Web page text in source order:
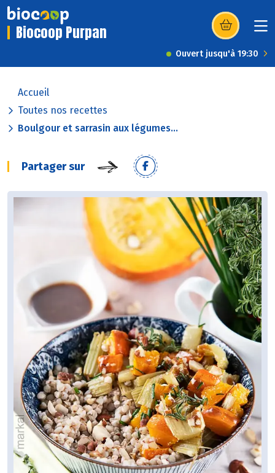
Biocoop Purpan (s’ouvre dans
Ouvert jusqu'à 19:30
Accueil
Toutes nos recettes
Boulgour et sarrasin aux légumes...
Partager sur